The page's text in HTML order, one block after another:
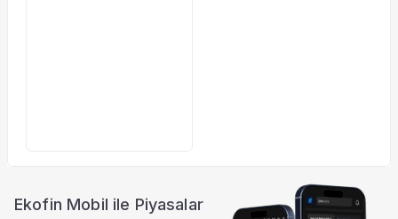
Ekofin Mobil ile Piyasalar